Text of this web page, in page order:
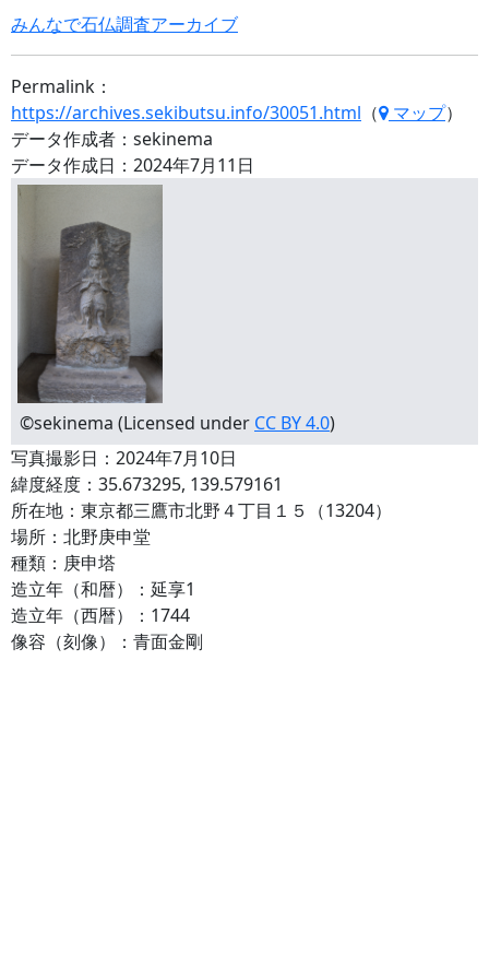
みんなで石仏調査アーカイブ
Permalink：
https://archives.sekibutsu.info/30051.html （ マップ）
データ作成者：sekinema
データ作成日：2024年7月11日
©sekinema (Licensed under CC BY 4.0)
写真撮影日：2024年7月10日
緯度経度：35.673295, 139.579161
所在地：東京都三鷹市北野４丁目１５（13204）
場所：北野庚申堂
種類：庚申塔
造立年（和暦）：延享1
造立年（西暦）：1744
像容（刻像）：青面金剛